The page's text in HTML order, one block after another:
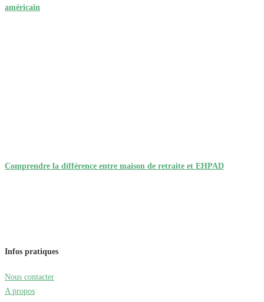
américain
Comprendre la différence entre maison de retraite et EHPAD
Infos pratiques
Nous contacter
A propos